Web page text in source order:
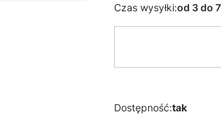
Czas wysyłki:od 3 do
Dostępność:tak